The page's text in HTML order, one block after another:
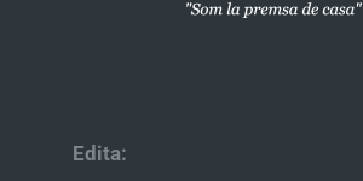
Edita: